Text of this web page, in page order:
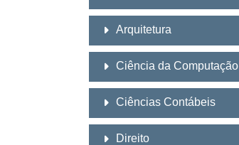
Arquitetura
Ciência da Computação
Ciências Contábeis
Direito